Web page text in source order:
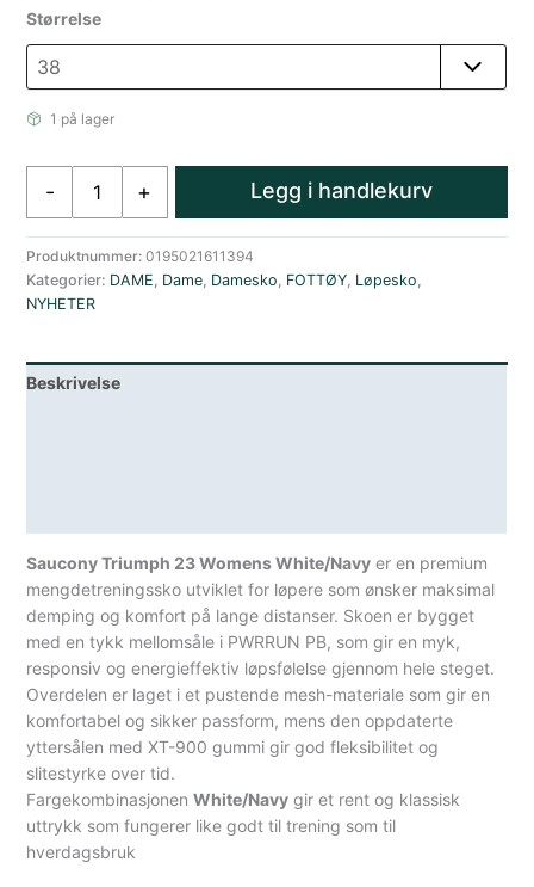
Størrelse
1 på lager
-
Dame
Hvit/Blå
antall
+ Legg i handlekurv
Produktnummer:0195021611394
Kategorier: DAME, Dame, Damesko, FOTTØY, Løpesko,
NYHETER
Beskrivelse
Saucony Triumph 23 Womens White/Navy er en premium
mengdetreningssko utviklet for løpere som ønsker maksimal
demping og komfort på lange distanser. Skoen er bygget
med en tykk mellomsåle i PWRRUN PB, som gir en myk,
responsiv og energieffektiv løpsfølelse gjennom hele steget.
Overdelen er laget i et pustende mesh-materiale som gir en
komfortabel og sikker passform, mens den oppdaterte
yttersålen med XT-900 gummi gir god fleksibilitet og
slitestyrke over tid.
FargekombinasjonenWhite/Navy gir et rent og klassisk
uttrykk som fungerer like godt til trening som til
hverdagsbruk